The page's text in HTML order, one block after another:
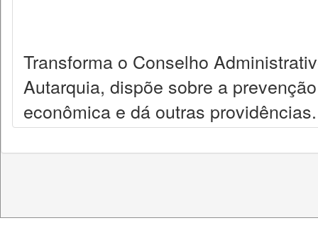
Transforma o Conselho
Autarquia, dispõe sobre a
econômica e dá outras providências.